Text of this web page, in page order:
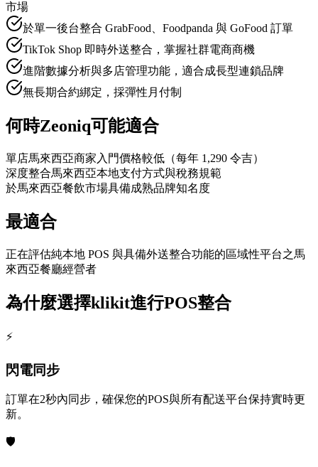
市場
於單一後台整合 GrabFood、Foodpanda 與 GoFood 訂單
TikTok Shop 即時外送整合，掌握社群電商商機
進階數據分析與多店管理功能，適合成長型連鎖品牌
無長期合約綁定，採彈性月付制
何時Zeoniq可能適合
單店馬來西亞商家入門價格較低（每年 1,290 令吉）
深度整合馬來西亞本地支付方式與稅務規範
於馬來西亞餐飲市場具備成熟品牌知名度
最適合
正在評估純本地 POS 與具備外送整合功能的區域性平台之馬
來西亞餐廳經營者
為什麼選擇klikit進行POS整合
⚡
閃電同步
訂單在2秒內同步，確保您的POS與所有配送平台保持實時更
新。
🛡️